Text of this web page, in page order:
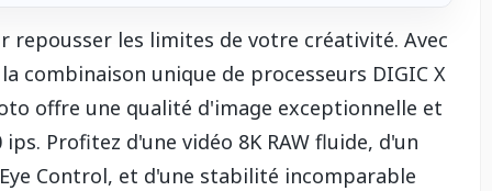
repousser les limites de votre créativité. Avec
combinaison unique de processeurs DIGIC X
offre une qualité d'image exceptionnelle et
Profitez d'une vidéo 8K RAW fluide, d'un
Control, et d'une stabilité incomparable